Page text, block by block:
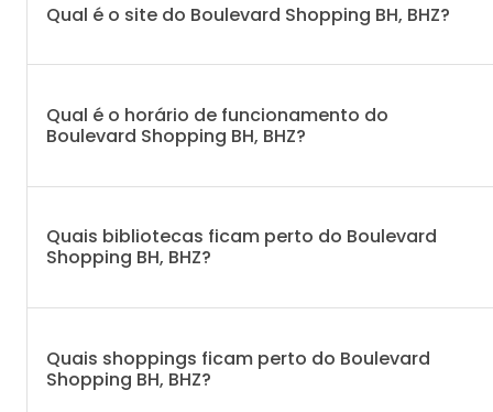
Qual é o site do Boulevard Shopping BH, BHZ?
Qual é o horário de funcionamento do
Boulevard Shopping BH, BHZ?
Quais bibliotecas ficam perto do Boulevard
Shopping BH, BHZ?
Quais shoppings ficam perto do Boulevard
Shopping BH, BHZ?